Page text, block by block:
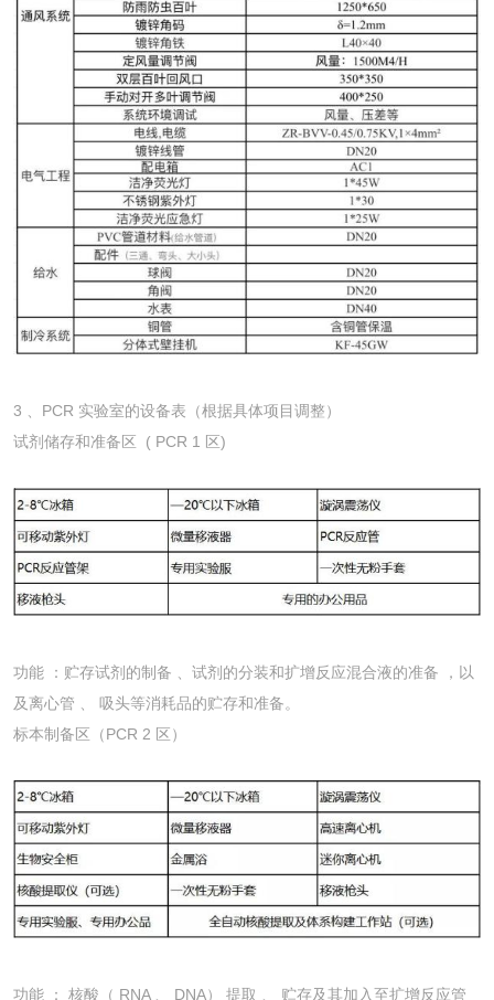
3 、PCR 实验室的设备表（根据具体项目调整）
试剂储存和准备区 ( PCR 1 区)
功能 ：贮存试剂的制备 、试剂的分装和扩增反应混合液的准备 ，以
及离心管 、 吸头等消耗品的贮存和准备。
标本制备区（PCR 2 区）
功能 ： 核酸（ RNA 、 DNA） 提取 、 贮存及其加入至扩增反应管